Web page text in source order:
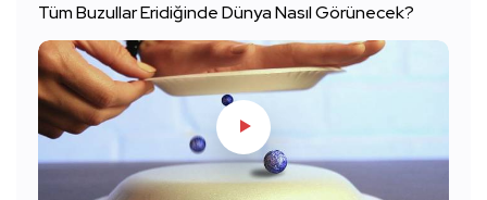
Tüm Buzullar Eridiğinde Dünya Nasıl Görünecek?